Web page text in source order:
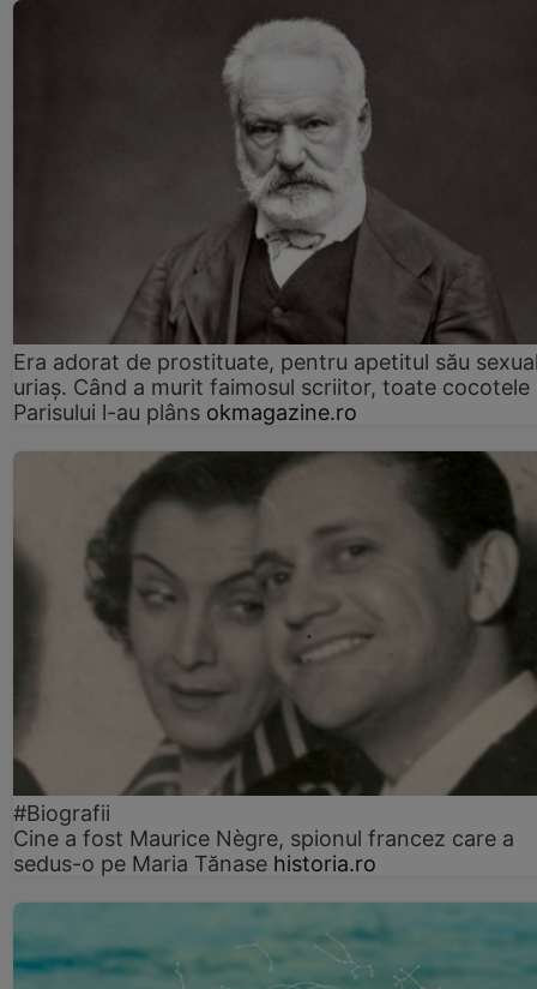
Era adorat de prostituate, pentru apetitul său
uriaș. Când a murit faimosul scriitor, toate cocotele
Parisului l-au plâns okmagazine.ro
#Biografii
Cine a fost Maurice Nègre, spionul francez care a
sedus-o pe Maria Tănase historia.ro